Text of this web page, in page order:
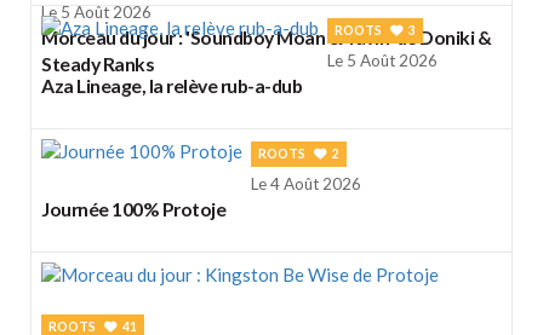
Le 5 Août 2026
Morceau du jour : 'Soundboy Moan & Yawn' de Doniki &
Steady Ranks
ROOTS 3
Le 5 Août 2026
Aza Lineage, la relève rub-a-dub
ROOTS 2
Le 4 Août 2026
Journée 100% Protoje
ROOTS 41